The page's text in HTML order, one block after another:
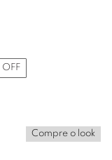
OFF
Compre o look